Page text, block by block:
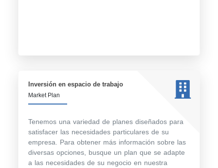
Inversión en espacio de trabajo
Market Plan
Tenemos una variedad de planes diseñados para
satisfacer las necesidades particulares de su
empresa. Para obtener más información sobre las
diversas opciones, busque un plan que se adapte
a las necesidades de su negocio en nuestra